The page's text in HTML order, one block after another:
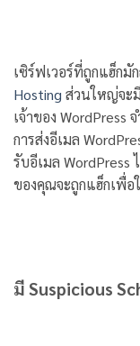
เซิร์ฟเวอร์ที่ถูกแฮ็กมั
Hosting ส่วนใหญ่จะ
เจ้าของ WordPress
การส่งอีเมล
รับอีเมล
ของคุณจะถูกแฮ็กเพื่อ
มี Suspicious